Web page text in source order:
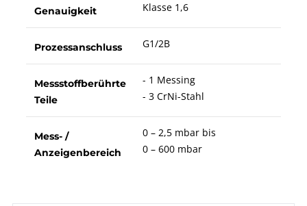
Genauigkeit Klasse 1,6
Prozessanschluss G1/2B
Messstoffberührte
Teile
- 1 Messing
- 3 CrNi-Stahl
Mess- /
Anzeigenbereich
0 – 2,5 mbar bis
0 – 600 mbar